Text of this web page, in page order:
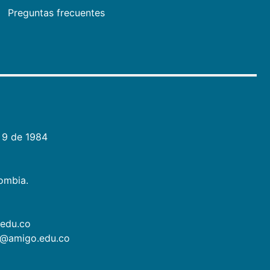
Preguntas frecuentes
de 1984